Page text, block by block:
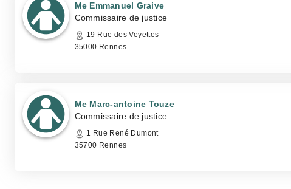
Me Emmanuel Graive
Commissaire de justice
19 Rue des Veyettes
35000 Rennes
Me Marc-antoine Touze
Commissaire de justice
1 Rue René Dumont
35700 Rennes